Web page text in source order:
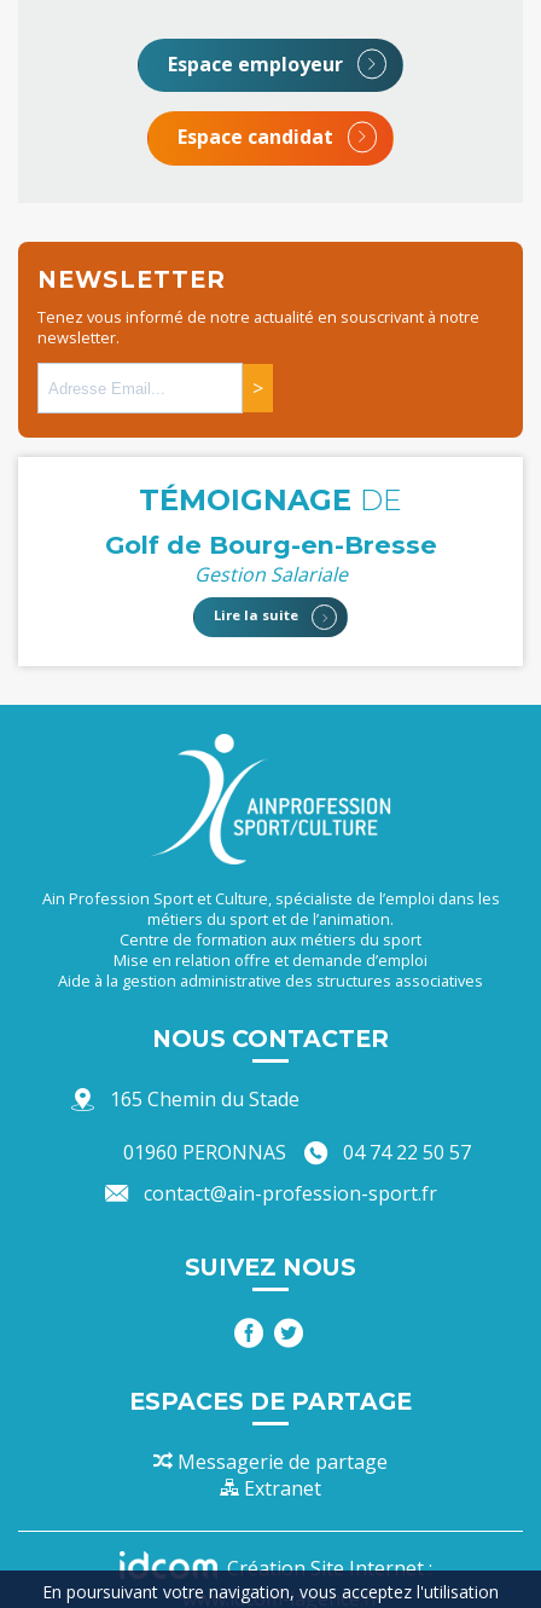
Espace employeur
Espace candidat
NEWSLETTER
Tenez vous informé de notre actualité en souscrivant à notre
newsletter.
>
TÉMOIGNAGE DE
Golf de Bourg-en-Bresse
Gestion Salariale
Lire la suite
Ain Profession Sport et Culture, spécialiste de l’emploi dans les
métiers du sport et de l’animation.
Centre de formation aux métiers du sport
Mise en relation offre et demande d’emploi
Aide à la gestion administrative des structures associatives
NOUS CONTACTER
165 Chemin du Stade
01960 PERONNAS
04 74 22 50 57
contact@ain-profession-sport.fr
SUIVEZ NOUS
ESPACES DE PARTAGE
Messagerie de partage
Extranet
Création Site Internet :
www.idcom-lagence.fr
En poursuivant votre navigation, vous acceptez l'utilisation